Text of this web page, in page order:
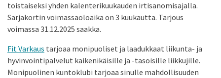
toistaiseksi yhden kalenterikuukauden irtisanomisajalla.
Sarjakortin voimassaoloaika on 3 kuukautta. Tarjous
voimassa 31.12.2025 saakka.
Fit Varkaus tarjoaa monipuoliset ja laadukkaat liikunta- ja
hyvinvointipalvelut kaikenikäisille ja -tasoisille liikkujille.
Monipuolinen kuntoklubi tarjoaa sinulle mahdollisuuden